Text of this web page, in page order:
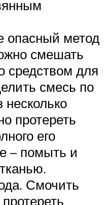
опасный метод
смешать
средством для
смесь по
протереть
его
– помыть и
Смочить